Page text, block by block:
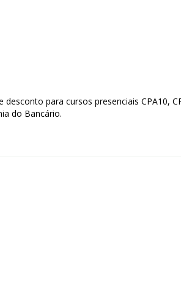
para cursos presenciais CPA10,
do Bancário.